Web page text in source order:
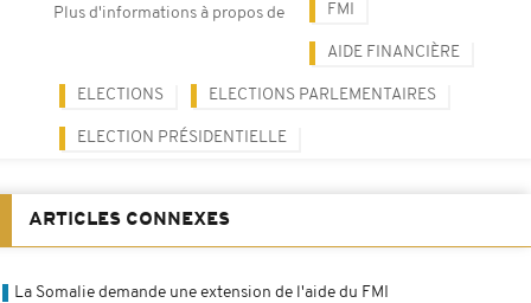
Plus d'informations à propos de FMI
AIDE FINANCIÈRE
ELECTIONS ELECTIONS PARLEMENTAIRES
ELECTION PRÉSIDENTIELLE
ARTICLES CONNEXES
La Somalie demande une extension de l'aide du FMI